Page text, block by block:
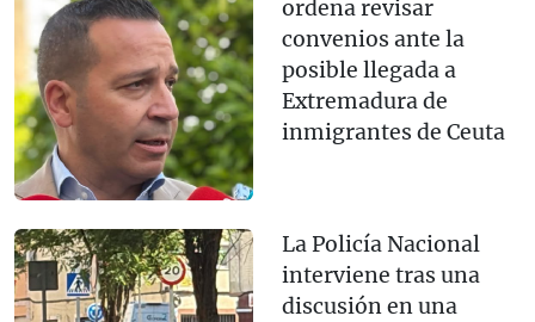
ordena revisar
convenios ante la
posible llegada a
Extremadura de
inmigrantes de Ceuta
La Policía Nacional
interviene tras una
discusión en una